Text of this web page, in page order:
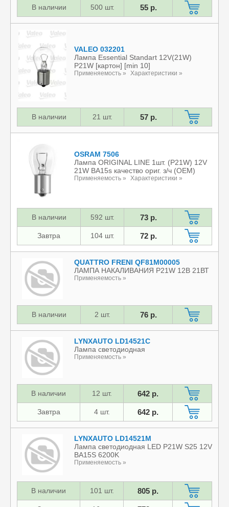
В наличии 500 шт. 55 р.
VALEO 032201
Лампа Essential Standart 12V(21W)
P21W [картон] [min 10]
Применяемость » Характеристики »
В наличии 21 шт. 57 р.
OSRAM 7506
Лампа ORIGINAL LINE 1шт. (P21W) 12V
21W BA15s качество ориг. з/ч (ОЕМ)
Применяемость » Характеристики »
В наличии 592 шт. 73 р.
Завтра 104 шт. 72 р.
QUATTRO FRENI QF81M00005
ЛАМПА НАКАЛИВАНИЯ P21W 12В 21ВТ
Применяемость »
В наличии 2 шт. 76 р.
LYNXAUTO LD14521C
Лампа светодиодная
Применяемость »
В наличии 12 шт. 642 р.
Завтра 4 шт. 642 р.
LYNXAUTO LD14521M
Лампа светодиодная LED P21W S25 12V
BA15S 6200K
Применяемость »
В наличии 101 шт. 805 р.